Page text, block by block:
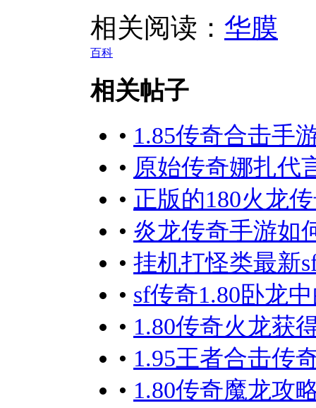
相关阅读： 华膜
百科
相关帖子
• 1.85传奇合击手
• 原始传奇娜扎代
• 正版的180火龙
• 炎龙传奇手游如
• 挂机打怪类最新
• sf传奇1.80卧龙
• 1.80传奇火龙获
• 1.95王者合击传
• 1.80传奇魔龙攻